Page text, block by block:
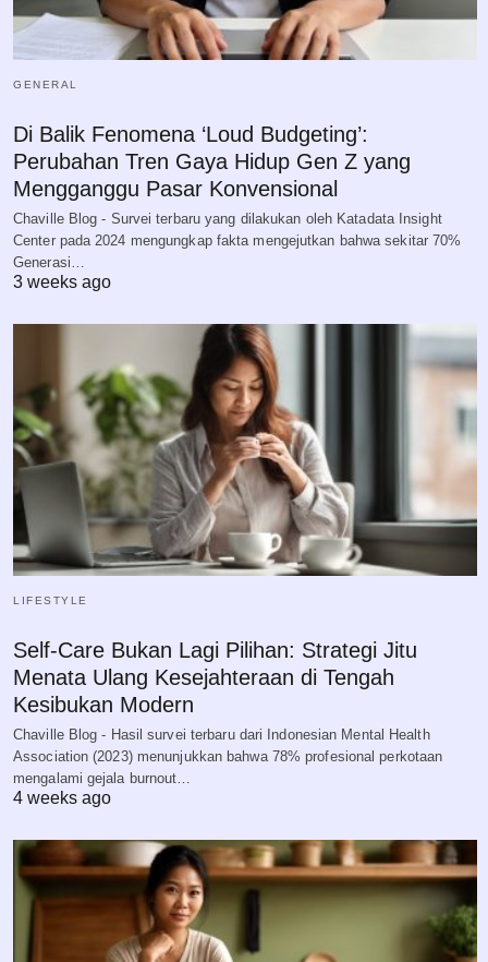
GENERAL
Di Balik Fenomena ‘Loud Budgeting’:
Perubahan Tren Gaya Hidup Gen Z yang
Mengganggu Pasar Konvensional
Chaville Blog - Survei terbaru yang dilakukan oleh Katadata Insight
Center pada 2024 mengungkap fakta mengejutkan bahwa sekitar 70%
Generasi…
3 weeks ago
LIFESTYLE
Self-Care Bukan Lagi Pilihan: Strategi Jitu
Menata Ulang Kesejahteraan di Tengah
Kesibukan Modern
Chaville Blog - Hasil survei terbaru dari Indonesian Mental Health
Association (2023) menunjukkan bahwa 78% profesional perkotaan
mengalami gejala burnout…
4 weeks ago